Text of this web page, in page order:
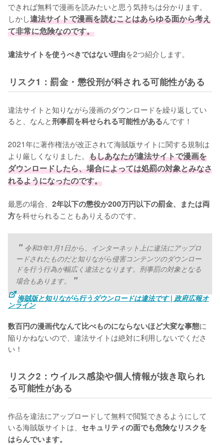
できれば無料で漫画を読みたいと思う気持ちは分かります。
しかし違法サイトで漫画を読むことはあらゆる面から考え
て非常に危険なのです。
違法サイトを使うべきではない理由を2つ紹介します。
リスク1：罰金・懲役刑が科される可能性がある
違法サイトと知りながら漫画のダウンロードを繰り返してい
ると、なんと刑事罰を科せられる可能性があるんです！
2021年に著作権法が改正されて海賊版サイトに関する規制は
より厳しくなりました。 もしあなたが違法サイトで漫画を
ダウンロードしたら、場合によっては処罰の対象とみなさ
れるようになったのです。
最悪の場合、 2年以下の懲役か200万円以下の罰金、または両
方を科せられることもありえるのです。
令和3年1月1日から、インターネット上に違法にアップロ
ードされたものだと知りながら侵害コンテンツのダウンロー
ドを行う行為が幅広く違法となります。刑事罰の対象となる
場合もあります。
海賊版と知りながら行うダウンロードは違法です | 政府広報オ
ンライン
数百円の漫画代なんて比べものにならないほど大変な事態に
陥りかねないので、違法サイトは絶対に利用しないでくださ
い！
リスク2：ウイルス感染や個人情報が抜き取られ
る可能性がある
作品を違法にアップロードして無料で閲覧できるようにして
いる海賊版サイトは、 セキュリティの面でも危険なリスクを
はらんでいます。